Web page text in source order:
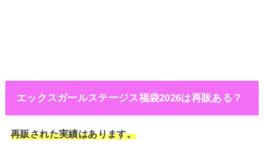
エックスガールステージス福袋2026は再販ある？
再販された実績はあります。